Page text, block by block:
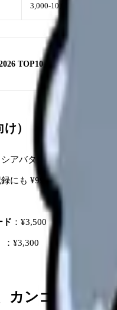
3,000-10,000 円
TOP10 比較【無料・有料
）
アバター ¥2,970
にも ¥990
ド ：¥3,500
：¥3,300
ンゴさんの部